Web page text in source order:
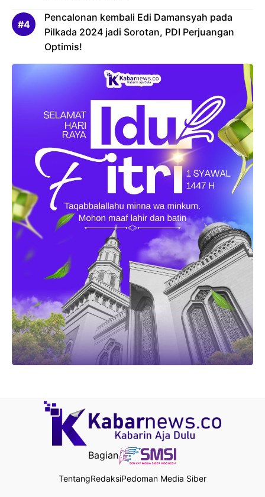
Pencalonan kembali Edi Damansyah pada
Pilkada 2024 jadi Sorotan, PDI Perjuangan
Optimis!
Bagian
TentangRedaksiPedoman Media Siber